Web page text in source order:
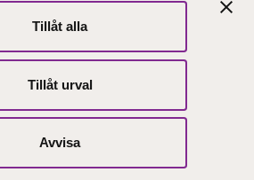
Tillåt alla
Tillåt urval
Avvisa
Här finns vi
Faktureringsadress